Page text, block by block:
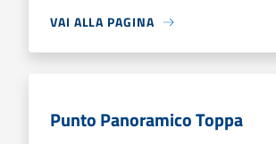
VAI ALLA PAGINA
Punto Panoramico Toppa